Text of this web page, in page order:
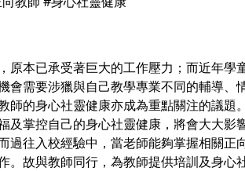
原本已承受著巨大的工作壓力；而近年學
會需要涉獵與自己教學專業不同的輔導、
師的身心社靈健康亦成為重點關注的議題
及掌控自己的身心社靈健康，將會大大影
過往入校經驗中，當老師能夠掌握相關正
。故與教師同行，為教師提供培訓及身心